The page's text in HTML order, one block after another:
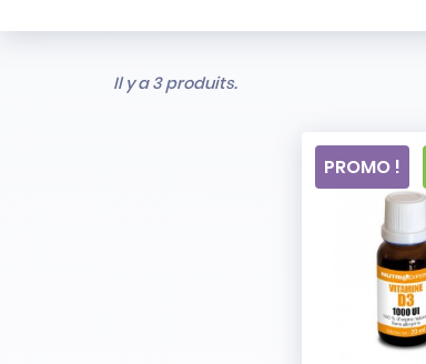
- Stock limité et non renouvelé
Il y a 3 produits.
PROMO !